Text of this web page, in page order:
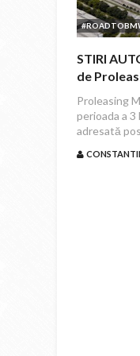
STIRI
de
Proleasing
perioada a 3
adresată